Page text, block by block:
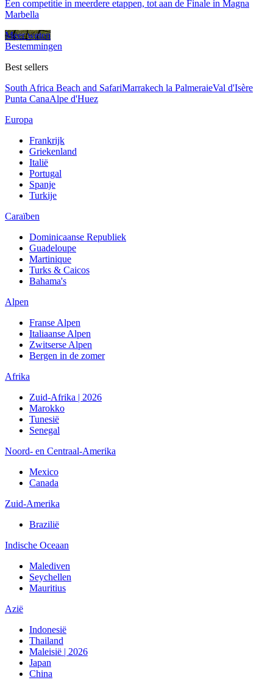
Een competitie in meerdere etappen, tot aan de Finale in Magna
Marbella
Meer weten
Bestemmingen
Best sellers
South Africa Beach and SafariMarrakech la PalmeraieVal d'Isère
Punta CanaAlpe d'Huez
Europa
Frankrijk
Griekenland
Italië
Portugal
Spanje
Turkije
Caraïben
Dominicaanse Republiek
Guadeloupe
Martinique
Turks & Caicos
Bahama's
Alpen
Franse Alpen
Italiaanse Alpen
Zwitserse Alpen
Bergen in de zomer
Afrika
Zuid-Afrika | 2026
Marokko
Tunesië
Senegal
Noord- en Centraal-Amerika
Mexico
Canada
Zuid-Amerika
Brazilië
Indische Oceaan
Malediven
Seychellen
Mauritius
Azië
Indonesië
Thailand
Maleisië | 2026
Japan
China